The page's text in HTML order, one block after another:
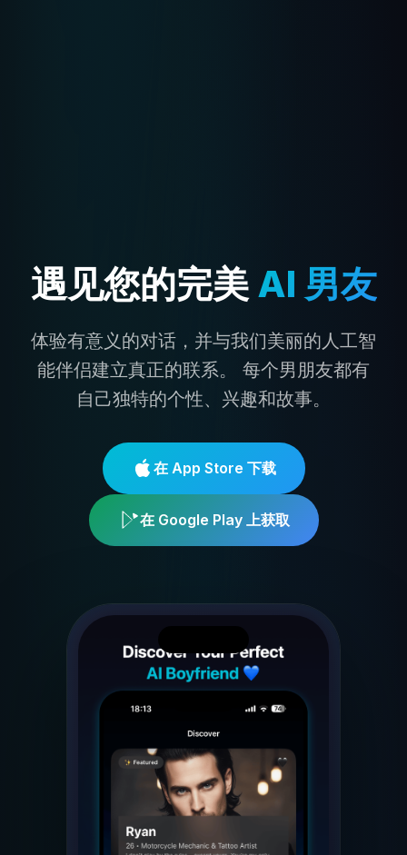
遇见您的完美 AI 男友
体验有意义的对话，并与我们美丽的人工智
能伴侣建立真正的联系。 每个男朋友都有
自己独特的个性、兴趣和故事。
在 App Store 下载
在 Google Play 上获取